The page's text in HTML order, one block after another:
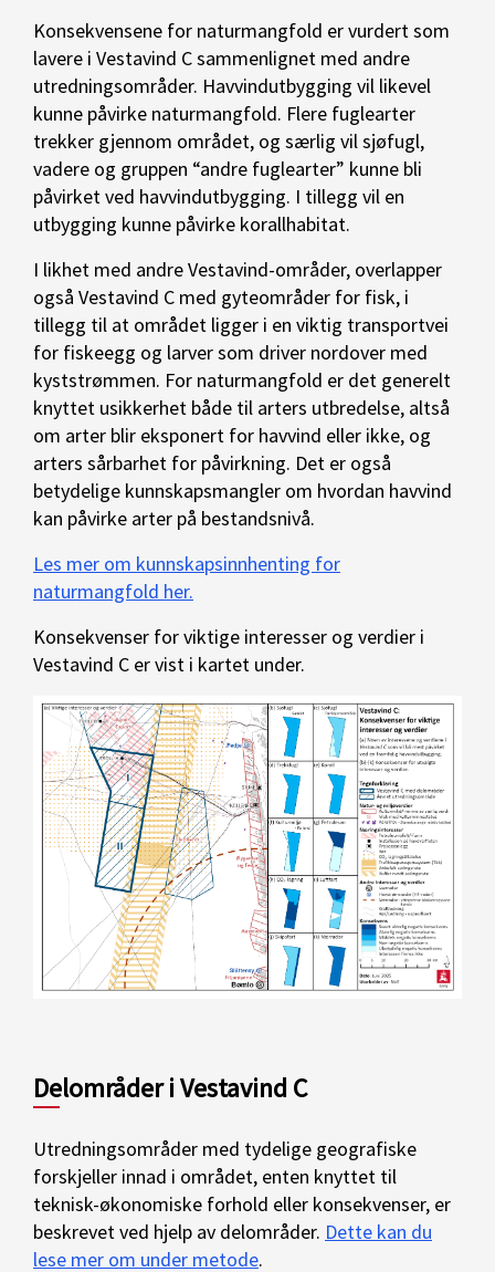
Konsekvensene for naturmangfold er vurdert som
lavere i Vestavind C sammenlignet med andre
utredningsområder. Havvindutbygging vil likevel
kunne påvirke naturmangfold. Flere fuglearter
trekker gjennom området, og særlig vil sjøfugl,
vadere og gruppen “andre fuglearter” kunne bli
påvirket ved havvindutbygging. I tillegg vil en
utbygging kunne påvirke korallhabitat.
I likhet med andre Vestavind-områder, overlapper
også Vestavind C med gyteområder for fisk, i
tillegg til at området ligger i en viktig transportvei
for fiskeegg og larver som driver nordover med
kyststrømmen. For naturmangfold er det generelt
knyttet usikkerhet både til arters utbredelse, altså
om arter blir eksponert for havvind eller ikke, og
arters sårbarhet for påvirkning. Det er også
betydelige kunnskapsmangler om hvordan havvind
kan påvirke arter på bestandsnivå.
Les mer om kunnskapsinnhenting for
naturmangfold her.
Konsekvenser for viktige interesser og verdier i
Vestavind C er vist i kartet under.
Delområder i Vestavind C
Utredningsområder med tydelige geografiske
forskjeller innad i området, enten knyttet til
teknisk-økonomiske forhold eller konsekvenser, er
beskrevet ved hjelp av delområder. Dette kan du
lese mer om under metode.